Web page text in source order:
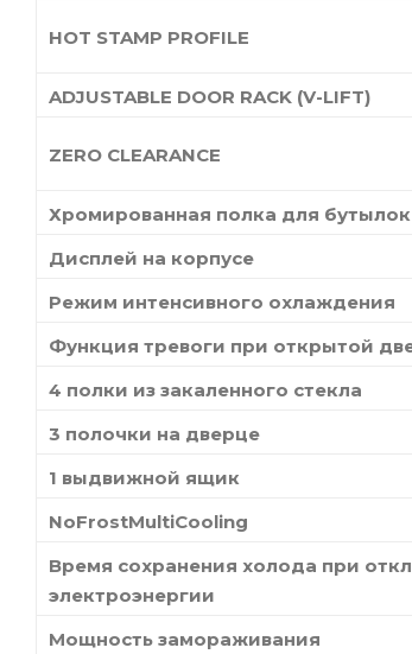
HOT STAMP PROFILE
ADJUSTABLE DOOR RACK (V-LIFT)
ZERO CLEARANCE
Хромированная полка для бутылок
Дисплей на корпусе
Режим интенсивного охлаждения
Функция тревоги при открытой
4 полки из закаленного стекла
3 полочки на дверце
1 выдвижной ящик
NoFrostMultiCooling
Время сохранения холода при
электроэнергии
Мощность замораживания